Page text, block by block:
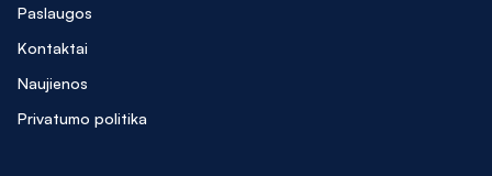
Paslaugos
Kontaktai
Naujienos
Privatumo politika